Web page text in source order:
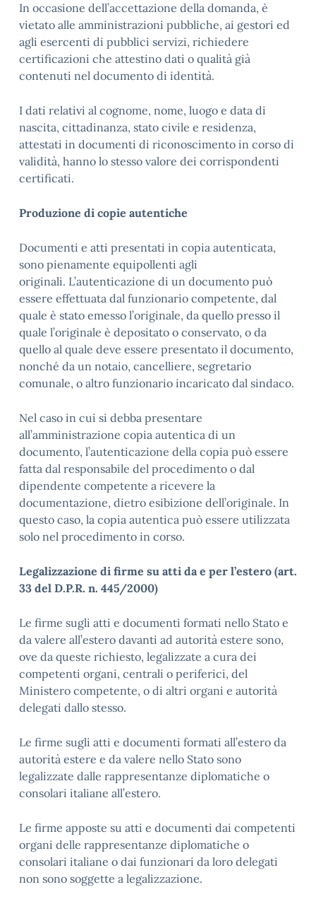
In occasione dell’accettazione della domanda, è
vietato alle amministrazioni pubbliche, ai gestori ed
agli esercenti di pubblici servizi, richiedere
certificazioni che attestino dati o qualità già
contenuti nel documento di identità.
I dati relativi al cognome, nome, luogo e data di
nascita, cittadinanza, stato civile e residenza,
attestati in documenti di riconoscimento in corso di
validità, hanno lo stesso valore dei corrispondenti
certificati.
Produzione di copie autentiche
Documenti e atti presentati in copia autenticata,
sono pienamente equipollenti agli
originali. L’autenticazione di un documento può
essere effettuata dal funzionario competente, dal
quale è stato emesso l’originale, da quello presso il
quale l’originale è depositato o conservato, o da
quello al quale deve essere presentato il documento,
nonché da un notaio, cancelliere, segretario
comunale, o altro funzionario incaricato dal sindaco.
Nel caso in cui si debba presentare
all’amministrazione copia autentica di un
documento, l’autenticazione della copia può essere
fatta dal responsabile del procedimento o dal
dipendente competente a ricevere la
documentazione, dietro esibizione dell’originale. In
questo caso, la copia autentica può essere utilizzata
solo nel procedimento in corso.
Legalizzazione di firme su atti da e per l’estero (art.
33 del D.P.R. n. 445/2000)
Le firme sugli atti e documenti formati nello Stato e
da valere all’estero davanti ad autorità estere sono,
ove da queste richiesto, legalizzate a cura dei
competenti organi, centrali o periferici, del
Ministero competente, o di altri organi e autorità
delegati dallo stesso.
Le firme sugli atti e documenti formati all’estero da
autorità estere e da valere nello Stato sono
legalizzate dalle rappresentanze diplomatiche o
consolari italiane all’estero.
Le firme apposte su atti e documenti dai competenti
organi delle rappresentanze diplomatiche o
consolari italiane o dai funzionari da loro delegati
non sono soggette a legalizzazione.